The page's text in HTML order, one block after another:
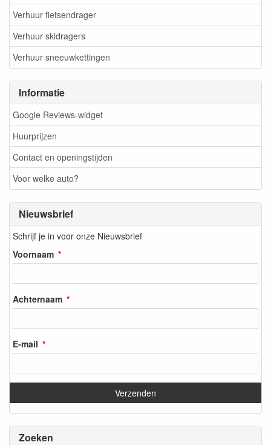
Verhuur fietsendrager
Verhuur skidragers
Verhuur sneeuwkettingen
Informatie
Google Reviews-widget
Huurprijzen
Contact en openingstijden
Voor welke auto?
Nieuwsbrief
Schrijf je in voor onze Nieuwsbrief
Voornaam
Achternaam
E-mail
Zoeken